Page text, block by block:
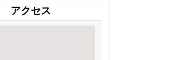
アクセス